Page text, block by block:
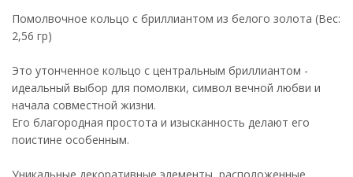
Помолвочное кольцо с бриллиантом из белого золота (Вес:
2,56 гр)
Это утонченное кольцо с центральным бриллиантом -
идеальный выбор для помолвки, символ вечной любви и
начала совместной жизни.
Его благородная простота и изысканность делают его
поистине особенным.